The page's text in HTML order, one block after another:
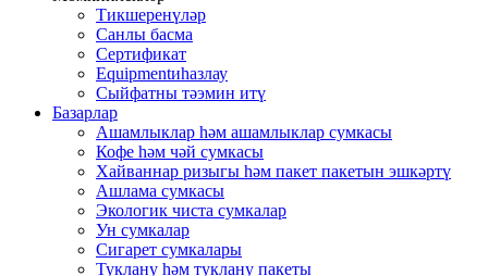
Тикшеренүләр
Санлы басма
Сертификат
Equipmentиһазлау
Сыйфатны тәэмин итү
Базарлар
Ашамлыклар һәм ашамлыклар сумкасы
Кофе һәм чәй сумкасы
Хайваннар ризыгы һәм пакет пакетын эшкәртү
Ашлама сумкасы
Экологик чиста сумкалар
Ун сумкалар
Сигарет сумкалары
Туклану һәм туклану пакеты